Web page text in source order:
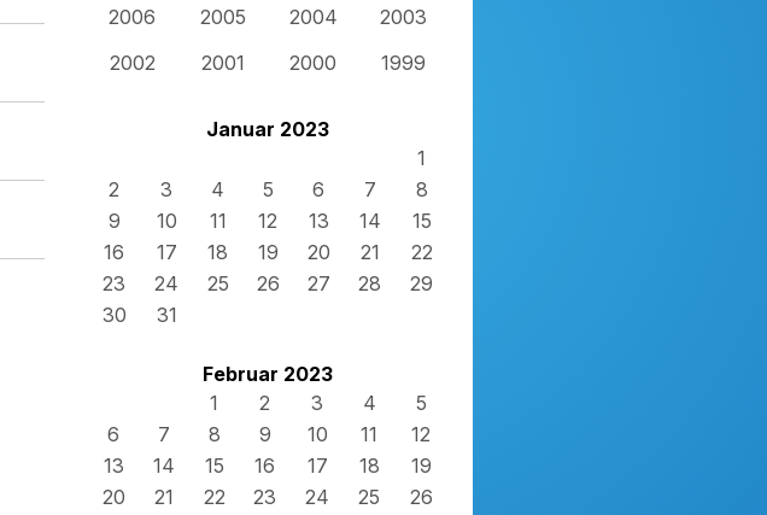
2006
2005 2004
2003
2002
2001 2000 1999
Januar 2023
1
2
3 4 5 6 7
8
9
10 11 12 13 14
15
16
17 18 19 20 21
22
23
24 25 26 27 28
29
30
31
Februar 2023
1
2 3 4
5
6
7 8 9 10 11
12
13
14 15 16 17 18
19
20
21 22 23 24 25
26